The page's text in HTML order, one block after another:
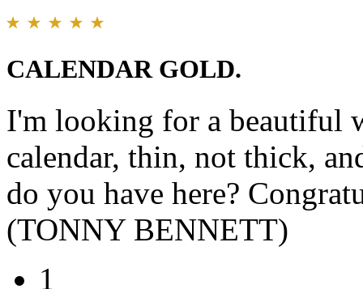
CALENDAR GOLD.
I'm looking for a beautiful
calendar, thin, not thick,
do you have here?
(TONNY BENNETT)
1